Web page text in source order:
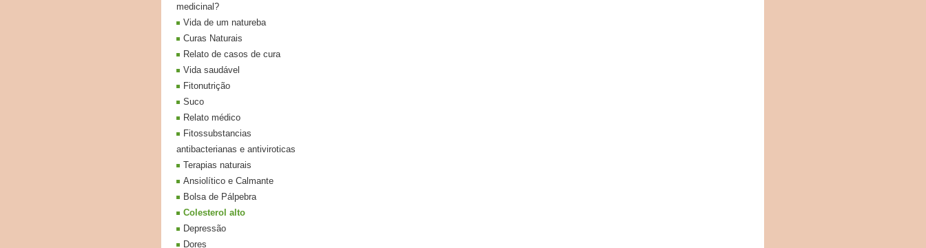
medicinal?
Vida de um natureba
Curas Naturais
Relato de casos de cura
Vida saudável
Fitonutrição
Suco
Relato médico
Fitossubstancias
antibacterianas e antiviroticas
Terapias naturais
Ansiolítico e Calmante
Bolsa de Pálpebra
Colesterol alto
Depressão
Dores